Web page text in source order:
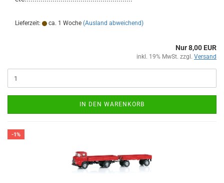
Lieferzeit: ca. 1 Woche (Ausland abweichend)
Nur 8,00 EUR
inkl. 19% MwSt. zzgl. Versand
IN DEN WARENKORB
-1%